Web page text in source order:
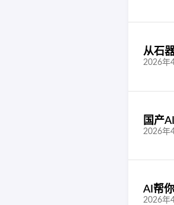
从石
2026年
国产
2026年
AI帮
2026年